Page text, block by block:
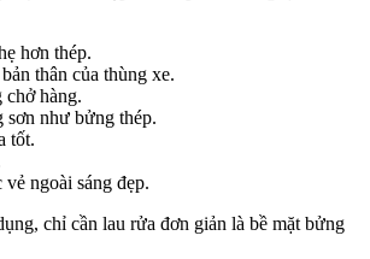
hơn thép.
thân của thùng xe.
chở hàng.
như bửng thép.
tốt.
ngoài sáng đẹp.
chỉ cần lau rửa đơn giản là bề mặt bửng